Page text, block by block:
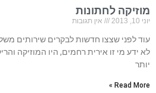
מוזיקה לחתונות
יוני 10, 2013 אין תגובות
עוד לפני שצצו חדשות לבקרים שירותים
לא ידע מי זו אירית רחמים, היו המוזיקה
יותר
Read More »